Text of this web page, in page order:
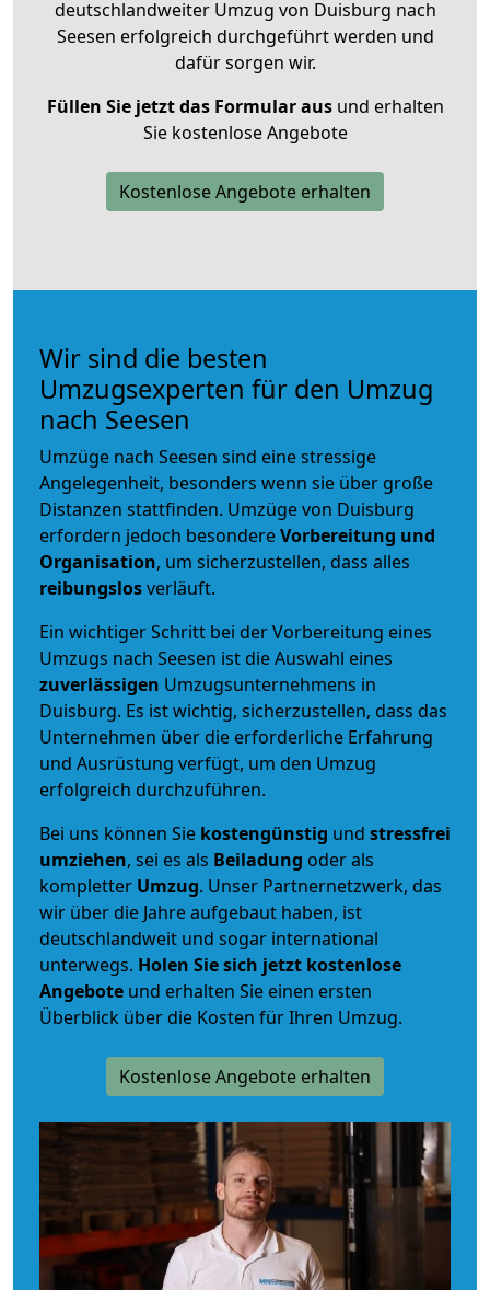
deutschlandweiter Umzug von Duisburg nach
Seesen erfolgreich durchgeführt werden und
dafür sorgen wir.
Füllen Sie jetzt das Formular ausund erhalten
Sie kostenlose Angebote
Kostenlose Angebote erhalten
Wir sind die besten
Umzugsexperten für den Umzug
nach Seesen
Umzüge nach Seesen sind eine stressige
Angelegenheit, besonders wenn sie über große
Distanzen stattfinden. Umzüge von Duisburg
erfordern jedoch besondereVorbereitung und
Organisation, um sicherzustellen, dass alles
reibungslosverläuft.
Ein wichtiger Schritt bei der Vorbereitung eines
Umzugs nach Seesen ist die Auswahl eines
zuverlässigen Umzugsunternehmens in
Duisburg. Es ist wichtig, sicherzustellen, dass das
Unternehmen über die erforderliche Erfahrung
und Ausrüstung verfügt, um den Umzug
erfolgreich durchzuführen.
Bei uns können Sie kostengünstig und stressfrei
umziehen, sei es als Beiladung oder als
kompletter Umzug. Unser Partnernetzwerk, das
wir über die Jahre aufgebaut haben, ist
deutschlandweit und sogar international
unterwegs. Holen Sie sich jetzt kostenlose
Angebote und erhalten Sie einen ersten
Überblick über die Kosten für Ihren Umzug.
Kostenlose Angebote erhalten